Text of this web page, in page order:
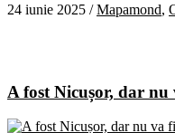
24 iunie 2025 /Mapamond,
A fost Nicușor, dar nu